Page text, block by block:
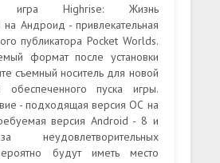
игра Highrise: Жизнь
на Андроид - привлекательная
публикатора Pocket Worlds.
формат после установки
съемный носитель для новой
обеспеченного пуска игры.
- подходящая версия ОС на
версия Android - 8 и
будут иметь место